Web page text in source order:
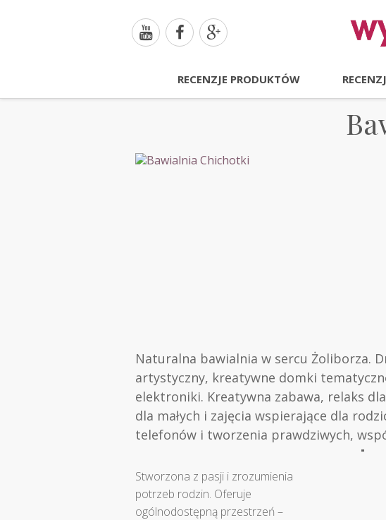
RECENZJE PRODUKTÓW
Naturalna bawialnia w sercu Żoliborza.
artystyczny, kreatywne domki
elektroniki. Kreatywna zabawa, relaks
dla małych i zajęcia wspierające dla
telefonów i tworzenia prawdziwych,
Stworzona z pasji i zrozumienia
potrzeb rodzin. Oferuje
ogólnodostępną przestrzeń –